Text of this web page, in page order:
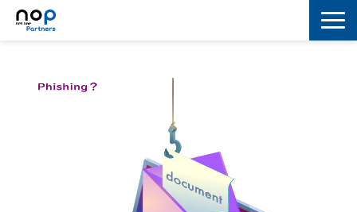
セキュリティ
コラボレーション